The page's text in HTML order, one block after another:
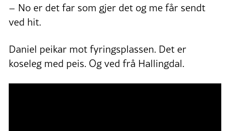
– No er det far som gjer det og me får sendt
ved hit.
Daniel peikar mot fyringsplassen. Det er
koseleg med peis. Og ved frå Hallingdal.